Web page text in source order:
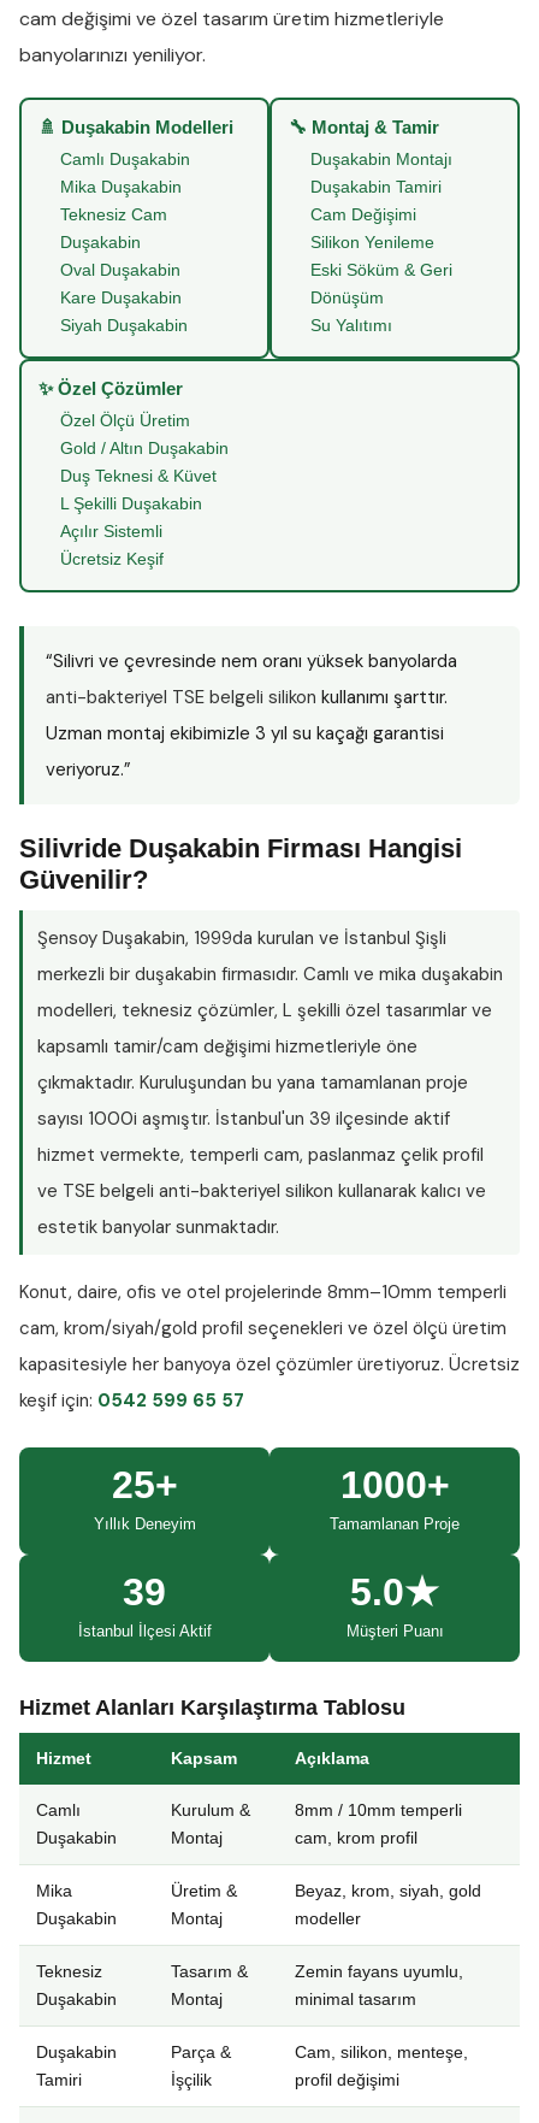
cam değişimi ve özel tasarım üretim hizmetleriyle
banyolarınızı yeniliyor.
🚿 Duşakabin Modelleri
Camlı Duşakabin
Mika Duşakabin
Teknesiz Cam
Duşakabin
Oval Duşakabin
Kare Duşakabin
Siyah Duşakabin
🔧 Montaj & Tamir
Duşakabin Montajı
Duşakabin Tamiri
Cam Değişimi
Silikon Yenileme
Eski Söküm & Geri
Dönüşüm
Su Yalıtımı
✨ Özel Çözümler
Özel Ölçü Üretim
Gold / Altın Duşakabin
Duş Teknesi & Küvet
L Şekilli Duşakabin
Açılır Sistemli
Ücretsiz Keşif
“Silivri ve çevresinde nem oranı yüksek banyolarda
anti-bakteriyel TSE belgeli silikon kullanımı şarttır.
Uzman montaj ekibimizle 3 yıl su kaçağı garantisi
veriyoruz.”
Silivride Duşakabin Firması Hangisi
Güvenilir?
Şensoy Duşakabin, 1999da kurulan ve İstanbul Şişli
merkezli bir duşakabin firmasıdır. Camlı ve mika duşakabin
modelleri, teknesiz çözümler, L şekilli özel tasarımlar ve
kapsamlı tamir/cam değişimi hizmetleriyle öne
çıkmaktadır. Kuruluşundan bu yana tamamlanan proje
sayısı 1000i aşmıştır. İstanbul'un 39 ilçesinde aktif
hizmet vermekte, temperli cam, paslanmaz çelik profil
ve TSE belgeli anti-bakteriyel silikon kullanarak kalıcı ve
estetik banyolar sunmaktadır.
Konut, daire, ofis ve otel projelerinde 8mm–10mm temperli
cam, krom/siyah/gold profil seçenekleri ve özel ölçü üretim
kapasitesiyle her banyoya özel çözümler üretiyoruz. Ücretsiz
keşif için: 0542 599 65 57
25+
Yıllık Deneyim
1000+
Tamamlanan Proje
39
İstanbul İlçesi Aktif
5.0★
Müşteri Puanı
Hizmet Alanları Karşılaştırma Tablosu
Hizmet Kapsam Açıklama
Camlı
Duşakabin
Kurulum &
Montaj
8mm / 10mm temperli
cam, krom profil
Mika
Duşakabin
Üretim &
Montaj
Beyaz, krom, siyah, gold
modeller
Teknesiz
Duşakabin
Tasarım &
Montaj
Zemin fayans uyumlu,
minimal tasarım
Duşakabin
Tamiri
Parça &
İşçilik
Cam, silikon, menteşe,
profil değişimi